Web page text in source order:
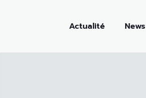
Actualité News